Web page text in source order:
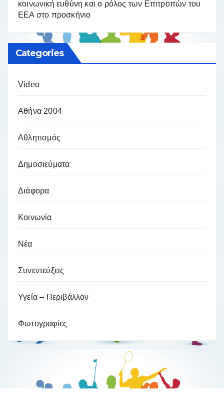
κοινωνική ευθύνη και ο ρόλος των Επιτροπών του
ΕΕΑ στο προσκήνιο
Categories
Video
Αθήνα 2004
Αθλητισμός
Δημοσιεύματα
Διάφορα
Κοινωνία
Νέα
Συνεντεύξεις
Υγεία – Περιβάλλον
Φωτογραφίες